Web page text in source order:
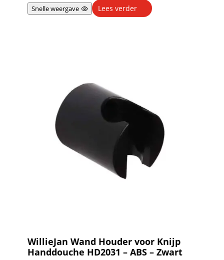
Snelle weergave Lees verder
WillieJan Wand Houder voor Knijp
Handdouche HD2031 – ABS – Zwart